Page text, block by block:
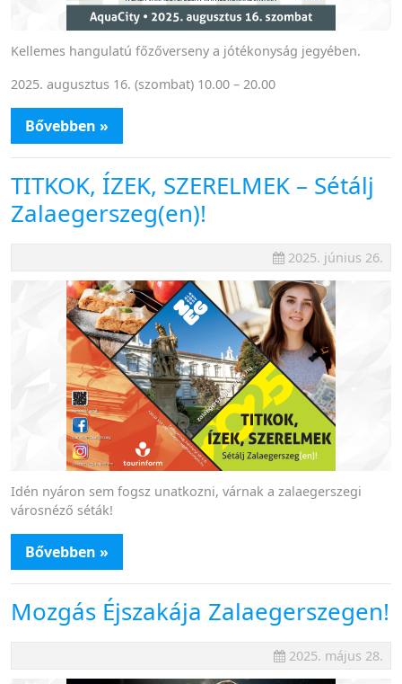
Kellemes hangulatú főzőverseny a jótékonyság jegyében.
2025. augusztus 16. (szombat) 10.00 – 20.00
Bővebben »
TITKOK, ÍZEK, SZERELMEK – Sétálj
Zalaegerszeg(en)!
2025. június 26.
Idén nyáron sem fogsz unatkozni, várnak a zalaegerszegi
városnéző séták!
Bővebben »
Mozgás Éjszakája Zalaegerszegen!
2025. május 28.